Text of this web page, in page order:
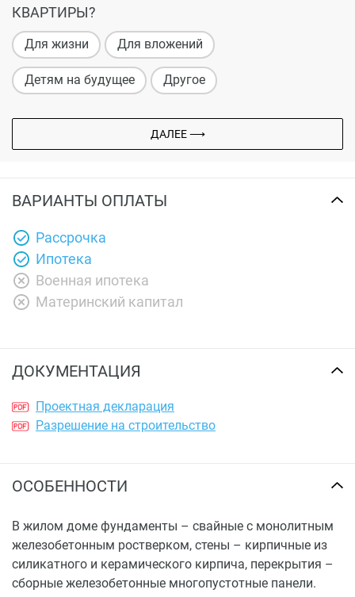
КВАРТИРЫ?
Для жизни Для вложений
Детям на будущее Другое
ДАЛЕЕ ⟶
ВАРИАНТЫ ОПЛАТЫ
Рассрочка
Ипотека
Военная ипотека
Материнский капитал
ДОКУМЕНТАЦИЯ
Проектная декларация
Разрешение на строительство
ОСОБЕННОСТИ
В жилом доме фундаменты – свайные с монолитным
железобетонным ростверком, стены – кирпичные из
силикатного и керамического кирпича, перекрытия –
сборные железобетонные многопустотные панели.